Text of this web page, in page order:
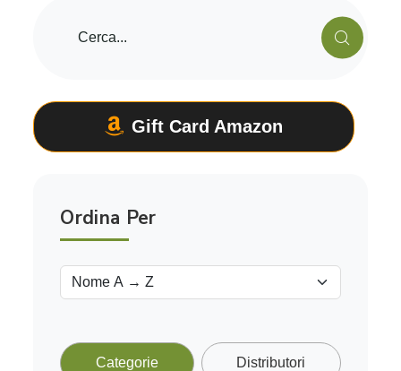
Gift Card Amazon
Ordina Per
Categorie Distributori